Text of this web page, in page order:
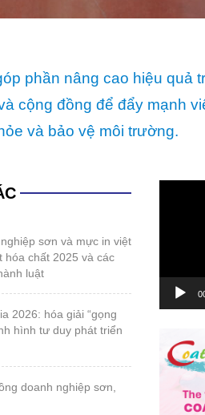
phần nâng cao hiệu quả
cộng đồng để đẩy mạnh
và bảo vệ môi trường.
hóa chất 2025 và các
luật
hình tư duy phát triển